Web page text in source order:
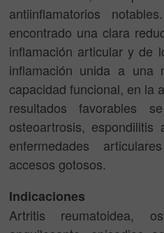
antiinflamatorios
encontrado una clara
inflamación articular y de
inflamación unida a una
capacidad funcional, en la
resultados favorables
osteoartrosis,
enfermedades
accesos gotosos.
Indicaciones
Artritis reumatoidea,